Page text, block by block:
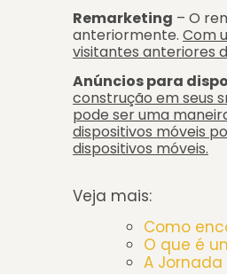
Remarketing – O
anteriormente. Com
visitantes anteriores
Anúncios para
construção em seus
pode ser uma
dispositivos móveis
dispositivos móveis.
Veja mais:
Como
O que é
A